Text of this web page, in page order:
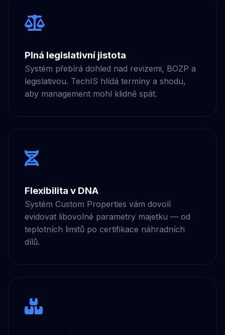
Plná legislativní jistota
Systém přebírá dohled nad revizemi, BOZP a
legislativou. TechIS hlídá termíny a shodu,
aby management mohl klidně spát.
Flexibilita v DNA
Systém Custom Properties vám dovolí
evidovat libovolné parametry majetku — od
teplotních limitů po certifikace náhradních
dílů.